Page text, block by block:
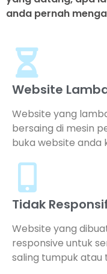
anda pernah
Website
Website yang
bersaing di mesin
buka website anda
Tidak
Website yang
responsive untuk
saling tumpuk atau